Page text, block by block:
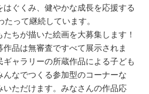
ぐくみ、健やかな成長を応援する
って継続しています。
ちが描いた絵画を大募集します！
品は無審査ですべて展示されま
ャラリーの所蔵作品による子ども
なでつくる参加型のコーナーな
いただけます。みなさんの作品応